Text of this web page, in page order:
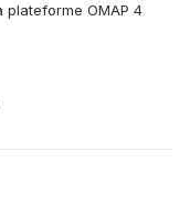
OMAP 4